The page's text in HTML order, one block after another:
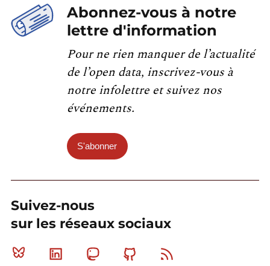
Abonnez-vous à notre
lettre d'information
Pour ne rien manquer de l’actualité
de l’open data, inscrivez-vous à
notre infolettre et suivez nos
événements.
S'abonner
Suivez-nous
sur les réseaux sociaux
Bluesky Linkedin MastodonGithub